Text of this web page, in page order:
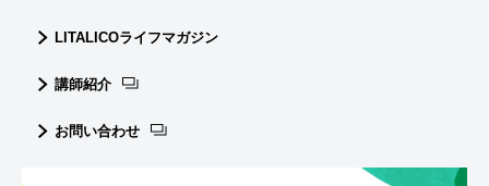
LITALICOライフマガジン
講師紹介
お問い合わせ